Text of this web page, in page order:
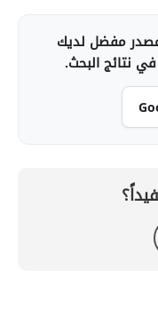
مفضل لديك
نتائج البحث.